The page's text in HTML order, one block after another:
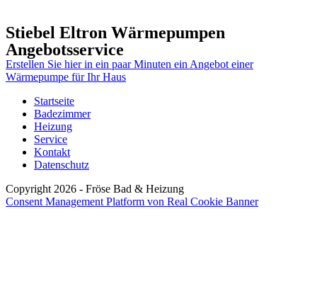
Stiebel Eltron Wärmepumpen
Angebotsservice
Erstellen Sie hier in ein paar Minuten ein Angebot einer
Wärmepumpe für Ihr Haus
Startseite
Badezimmer
Heizung
Service
Kontakt
Datenschutz
Copyright 2026 - Fröse Bad & Heizung
Consent Management Platform von Real Cookie Banner